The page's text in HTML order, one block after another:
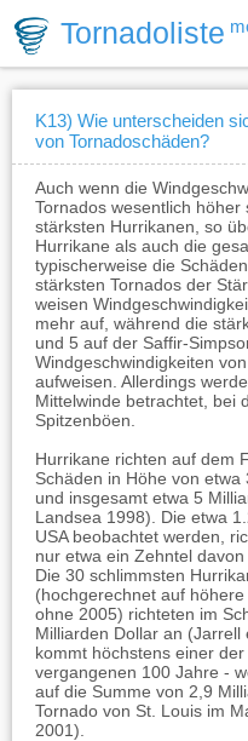
Tornadoliste
K13) Wie unterscheiden
von Tornadoschäden?
Auch wenn die
Tornados wesentlich
stärksten Hurrikanen, so
Hurrikane als auch die
typischerweise die
stärksten Tornados der
weisen
mehr auf, während die
und 5 auf der Saffir-
Windgeschwindigkeiten
aufweisen. Allerdings
Mittelwinde betrachtet, bei
Spitzenböen.
Hurrikane richten auf dem
Schäden in Höhe von
und insgesamt etwa 5
Landsea 1998). Die etwa
USA beobachtet werden,
nur etwa ein Zehntel
Die 30 schlimmsten
(hochgerechnet auf
ohne 2005) richteten im
Milliarden Dollar an
kommt höchstens einer
vergangenen 100 Jahre -
auf die Summe von 2,9
Tornado von St. Louis im
2001).